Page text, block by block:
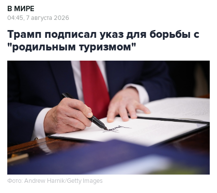
В МИРЕ
04:45, 7 августа 2026
Трамп подписал указ для борьбы с
"родильным туризмом"
Фото: Andrew Harnik/Getty Images